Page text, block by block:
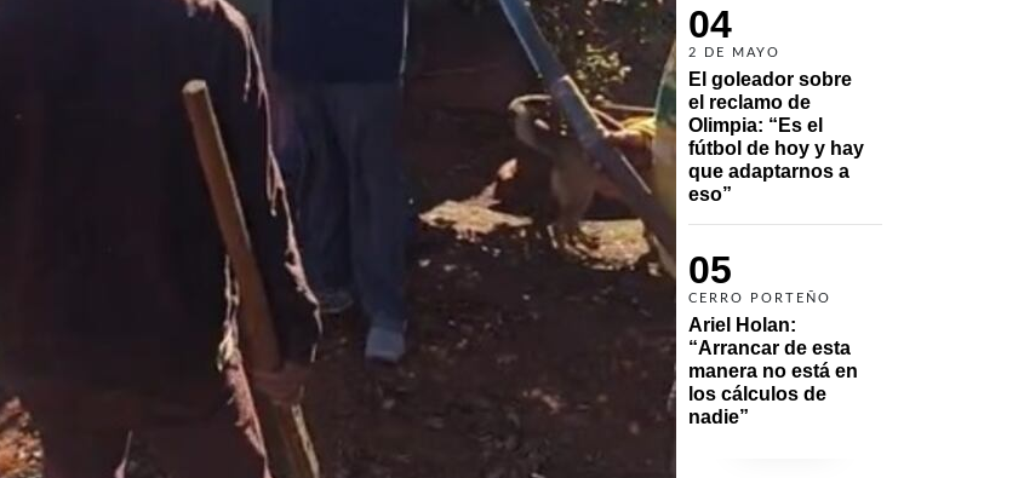
04
2 DE MAYO
El goleador sobre
el reclamo de
Olimpia: “Es el
fútbol de hoy y hay
que adaptarnos a
eso”
05
CERRO PORTEÑO
Ariel Holan:
“Arrancar de esta
manera no está en
los cálculos de
nadie”